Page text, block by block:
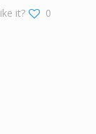
it? 0